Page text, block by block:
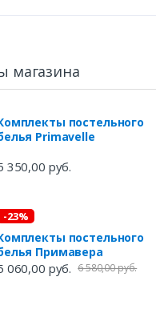
магазина
постельного
белья Primavelle
350,00 руб.
-23%
постельного
белья Примавера
060,00 руб. 6 580,00 руб.